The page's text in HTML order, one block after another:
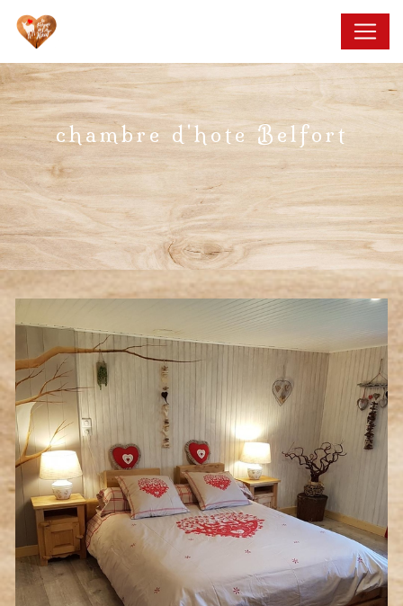
chambre d'hote Belfort